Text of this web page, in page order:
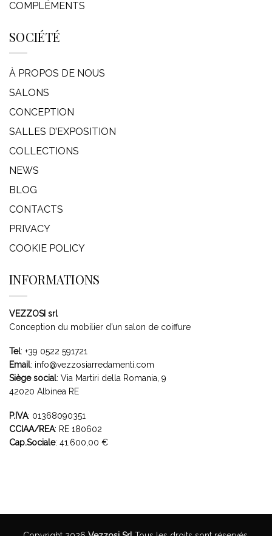
COMPLÉMENTS
SOCIÉTÉ
À PROPOS DE NOUS
SALONS
CONCEPTION
SALLES D’EXPOSITION
COLLECTIONS
NEWS
BLOG
CONTACTS
PRIVACY
COOKIE POLICY
INFORMATIONS
VEZZOSI srl
Conception du mobilier d’un salon de coiffure
Tel: +39 0522 591721
Email: info@vezzosiarredamenti.com
Siège social: Via Martiri della Romania, 9
42020 Albinea RE
P.IVA: 01368090351
CCIAA/REA: RE 180602
Cap.Sociale: 41.600,00 €